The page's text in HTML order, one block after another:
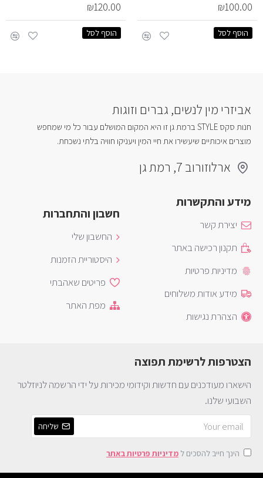
₪100.00
הוסף לסל
₪120.00
הוסף לסל
אביזרי מין לנשים, גברים וזוגות
חנות סקס STYLE ברמת גן זו היא המקום המושלם עבור כל מי שמחפש
מוצרים איכותיים שיעשירו את חיי המין ויעניקו חוויה בלתי נשכחת.
ארלוזורוב 7, רמת גן
מידע והתקשרות
יצירת קשר
תקנון רכישה באתר
מדיניות פרטיות
מידע אודות משלוחים
הצהרת נגישות
חשבון והתחברות
החשבון שלי
היסטוריית הזמנות
פריטים שאהבתי
מפת האתר
הצטרפות לרשימת תפוצה
הישארו מעודכנים עם חדשות וקידומי מכירות על ידי הרשמה לניוזלטר
השבועי שלנו.
שליחה
הינך חייב להסכים ל מדיניות פרטיות באתר